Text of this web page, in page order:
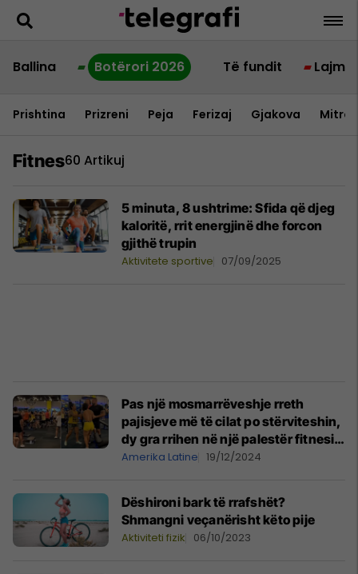
Ballina Botërori 2026 Të fundit Lajme
Prishtina Prizreni Peja Ferizaj Gjakova
Fitnes60 Artikuj
5 minuta, 8 ushtrime: Sfida që djeg
kaloritë, rrit energjinë dhe forcon
gjithë trupin
Aktivitete sportive 07/09/2025
Pas një mosmarrëveshje rreth
pajisjeve më të cilat po stërviteshin,
dy gra rrihen në një palestër fitnesi
në Brazil
Amerika Latine 19/12/2024
Dëshironi bark të rrafshët?
Shmangni veçanërisht këto pije
Aktiviteti fizik 06/10/2023